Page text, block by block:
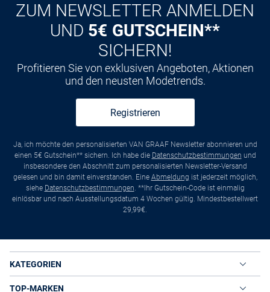
ZUM NEWSLETTER ANMELDEN
UND 5€ GUTSCHEIN**
SICHERN!
Profitieren Sie von exklusiven Angeboten, Aktionen
und den neusten Modetrends.
Registrieren
Ja, ich möchte den personalisierten VAN GRAAF Newsletter abonnieren und
einen 5€ Gutschein** sichern. Ich habe die Datenschutzbestimmungen und
insbesondere den Abschnitt zum personalisierten Newsletter-Versand
gelesen und bin damit einverstanden. Eine Abmeldung ist jederzeit möglich,
siehe Datenschutzbestimmungen. **Ihr Gutschein-Code ist einmalig
einlösbar und nach Ausstellungsdatum 4 Wochen gültig. Mindestbestellwert
29,99€.
KATEGORIEN
TOP-MARKEN